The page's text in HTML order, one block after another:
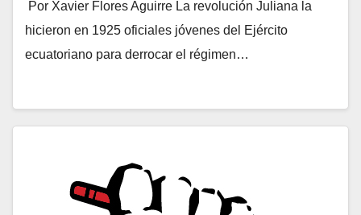
Por Xavier Flores Aguirre La revolución Juliana la
hicieron en 1925 oficiales jóvenes del Ejército
ecuatoriano para derrocar el régimen…